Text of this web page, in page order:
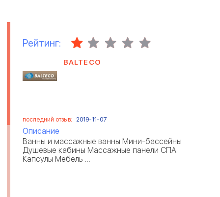
Рейтинг:
BALTECO
последний отзыв: 2019-11-07
Описание
Ванны и массажные ванны Мини-бассейны
Душевые кабины Массажные панели СПА
Капсулы Мебель ...